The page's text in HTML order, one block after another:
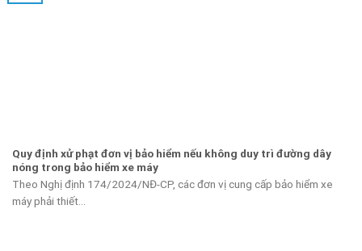
Quy định xử phạt đơn vị bảo hiểm nếu không duy trì đường dây
nóng trong bảo hiểm xe máy
Theo Nghị định 174/2024/NĐ-CP, các đơn vị cung cấp bảo hiểm xe
máy phải thiết...